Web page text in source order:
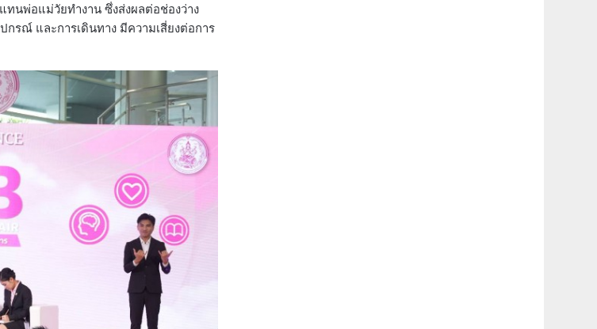
ทนพ่อแม่วัยทำงาน ซึ่งส่งผลต่อช่องว่าง
รณ์ และการเดินทาง มีความเสี่ยงต่อการ